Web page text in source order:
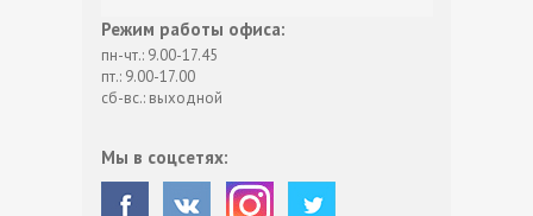
Режим работы офиса:
пн-чт.: 9.00-17.45
пт.: 9.00-17.00
сб-вс.: выходной
Мы в соцсетях: